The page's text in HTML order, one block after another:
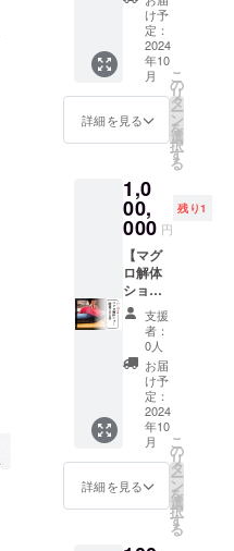
間：
2024年
10月〜
2025年
12月ま
で ※別
途下田
りま
す。
にてス
ジュー
ル調整
を行
い、ご
来店時
に提
間:1回
2〜3時
間程度
・会場:
寿しら
ぼ302 ※
有効期
間：
2024年
10月〜
2025年
12月ま
パー
ティー
向けに
本マグ
ロを一
本ご用
意しま
す。
の師匠
である
宮本健
好さん
が解体
ショー
を行い
副業寿
司職人
が調理
いたし
ます。
〈ご提
供方
法〉
メール
にてス
ケ
ジュー
け予
定：
2024
年10
月
詳細を見る
こ
の
リ
タ
ー
ン
を
選
択
す
る
1,0
00,
000 円
残り1
【マグ
ロ解体
ショー
を開催
出来る
券】 大
人数の
パー
ティー
向けに
本マグ
ロを一
本ご用
意しま
す。
支援
者：
0人
お届
け予
定：
2024
年10
月
詳細を見る
こ
の
リ
タ
ー
ン
を
選
択
す
る